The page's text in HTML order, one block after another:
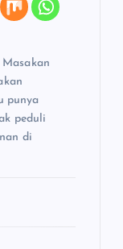
punya
peduli
di